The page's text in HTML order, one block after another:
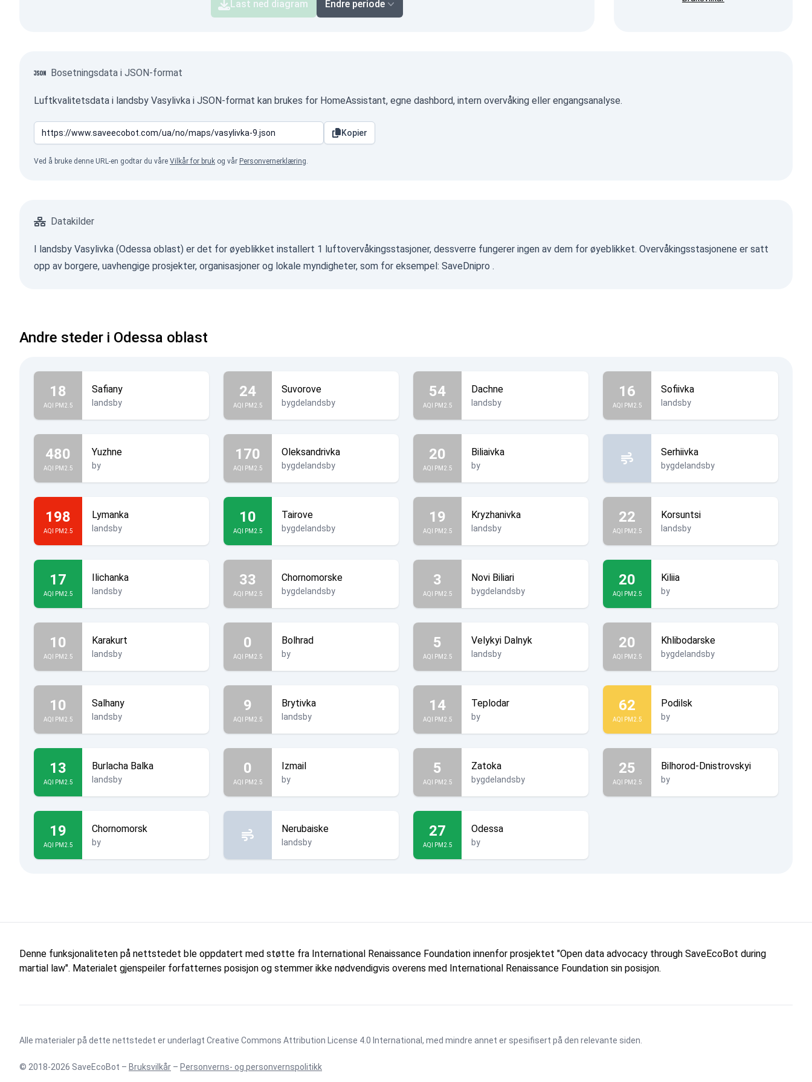
Last ned diagram Endre periode
Bosetningsdata i JSON-format
Luftkvalitetsdata i landsby Vasylivka i JSON-format kan brukes for HomeAssistant, egne dashbord, intern overvåking eller engangsanalyse.
Kopier
Ved å bruke denne URL-en godtar du våre Vilkår for bruk og vår Personvernerklæring.
Datakilder
I landsby Vasylivka (Odessa oblast) er det for øyeblikket installert 1 luftovervåkingsstasjoner, dessverre fungerer ingen av dem for øyeblikket. Overvåkingsstasjonene er satt
opp av borgere, uavhengige prosjekter, organisasjoner og lokale myndigheter, som for eksempel: SaveDnipro .
Andre steder i Odessa oblast
18
AQI PM2.5
Safiany
landsby
24
AQI PM2.5
Suvorove
bygdelandsby
54
AQI PM2.5
Dachne
landsby
16
AQI PM2.5
Sofiivka
landsby
480
AQI PM2.5
Yuzhne
by
170
AQI PM2.5
Oleksandrivka
bygdelandsby
20
AQI PM2.5
Biliaivka
by
Serhiivka
bygdelandsby
198
AQI PM2.5
Lymanka
landsby
10
AQI PM2.5
Tairove
bygdelandsby
19
AQI PM2.5
Kryzhanivka
landsby
22
AQI PM2.5
Korsuntsi
landsby
17
AQI PM2.5
Ilichanka
landsby
33
AQI PM2.5
Chornomorske
bygdelandsby
3
AQI PM2.5
Novi Biliari
bygdelandsby
20
AQI PM2.5
Kiliia
by
10
AQI PM2.5
Karakurt
landsby
0
AQI PM2.5
Bolhrad
by
5
AQI PM2.5
Velykyi Dalnyk
landsby
20
AQI PM2.5
Khlibodarske
bygdelandsby
10
AQI PM2.5
Salhany
landsby
9
AQI PM2.5
Brytivka
landsby
14
AQI PM2.5
Teplodar
by
62
AQI PM2.5
Podilsk
by
13
AQI PM2.5
Burlacha Balka
landsby
0
AQI PM2.5
Izmail
by
5
AQI PM2.5
Zatoka
bygdelandsby
25
AQI PM2.5
Bilhorod-Dnistrovskyi
by
19
AQI PM2.5
Chornomorsk
by
Nerubaiske
landsby
27
AQI PM2.5
Odessa
by
Denne funksjonaliteten på nettstedet ble oppdatert med støtte fra International Renaissance Foundation innenfor prosjektet "Open data advocacy through SaveEcoBot during
martial law". Materialet gjenspeiler forfatternes posisjon og stemmer ikke nødvendigvis overens med International Renaissance Foundation sin posisjon.
Alle materialer på dette nettstedet er underlagt Creative Commons Attribution License 4.0 International , med mindre annet er spesifisert på den relevante siden.
© 2018-2026 SaveEcoBot – Bruksvilkår – Personverns- og personvernspolitikk